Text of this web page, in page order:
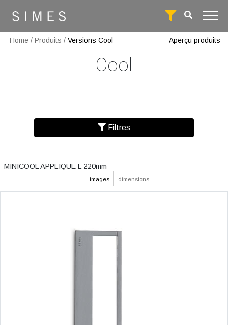
Home / Produits / Versions Cool Aperçu produits
Cool
Filtres
images dimensions
MINICOOL APPLIQUE L 220mm